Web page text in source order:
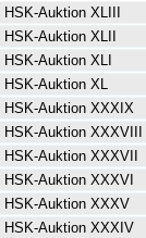
HSK-Auktion XLIII
HSK-Auktion XLII
HSK-Auktion XLI
HSK-Auktion XL
HSK-Auktion XXXIX
HSK-Auktion XXXVIII
HSK-Auktion XXXVII
HSK-Auktion XXXVI
HSK-Auktion XXXV
HSK-Auktion XXXIV